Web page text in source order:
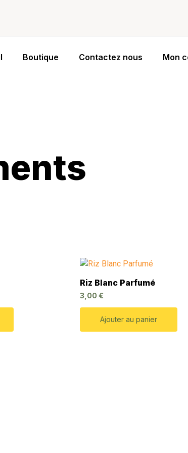
Boutique Contactez nous Mon
Riz Blanc Parfumé
3,00 €
Ajouter au panier